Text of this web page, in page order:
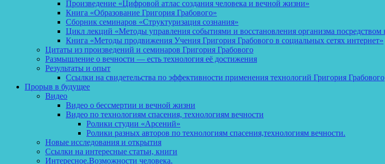
Произведение «Цифровой атлас создания человека и вечной жизни»
Книга «Образование Григория Грабового»
Сборник семинаров «Структуризация сознания»
Цикл лекций «Методы управления событиями и восстановления организма посредством
Книга «Методы продвижения Учения Григория Грабового в социальных сетях интернет»
Цитаты из произведений и семинаров Григория Грабового
Размышление о вечности — есть технология её достижения
Результаты и опыт
Ссылки на свидетельства по эффективности применения технологий Григория Грабового
Прорыв в будущее
Видео
Видео о бессмертии и вечной жизни
Видео по технологиям спасения, технологиям вечности
Ролики студии «Арсений»
Ролики разных авторов по технологиям спасения,технологиям вечности.
Новые исследования и открытия
Ссылки на интересные статьи, книги
Интересное.Возможности человека.